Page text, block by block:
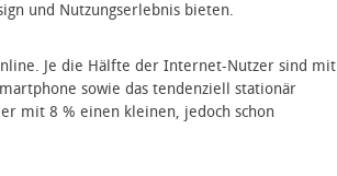
und Nutzungserlebnis bieten.
Je die Hälfte der Internet-Nutzer sind mit
sowie das tendenziell stationär
mit 8 % einen kleinen, jedoch schon